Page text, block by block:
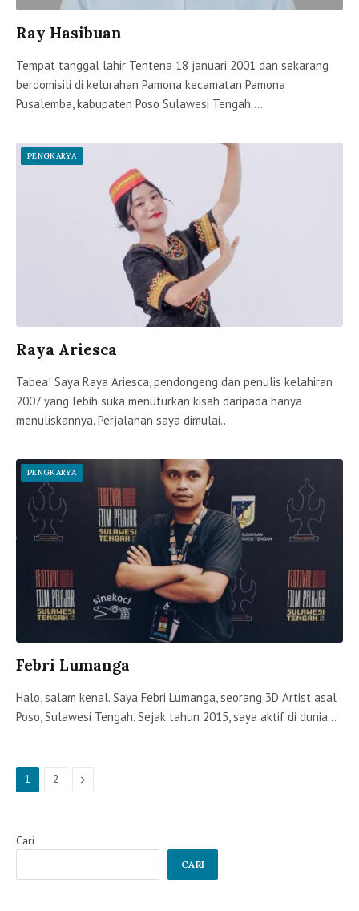
Ray Hasibuan
Tempat tanggal lahir Tentena 18 januari 2001 dan sekarang
berdomisili di kelurahan Pamona kecamatan Pamona
Pusalemba, kabupaten Poso Sulawesi Tengah.…
PENGKARYA
Raya Ariesca
Tabea! Saya Raya Ariesca, pendongeng dan penulis kelahiran
2007 yang lebih suka menuturkan kisah daripada hanya
menuliskannya. Perjalanan saya dimulai…
PENGKARYA
Febri Lumanga
Halo, salam kenal. Saya Febri Lumanga, seorang 3D Artist asal
Poso, Sulawesi Tengah. Sejak tahun 2015, saya aktif di dunia…
1 2 Next
Cari
CARI